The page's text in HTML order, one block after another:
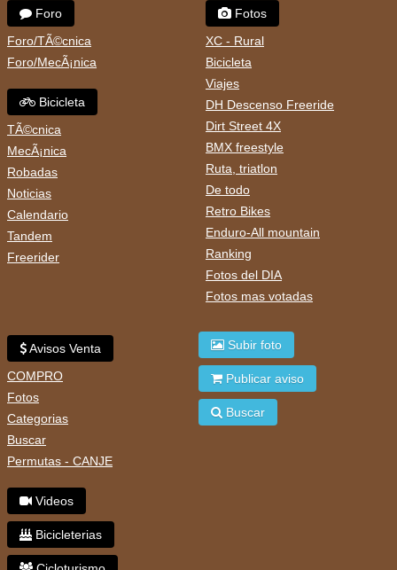
Foro
Foro/TÃ©cnica
Foro/MecÃ¡nica
Bicicleta
TÃ©cnica
MecÃ¡nica
Robadas
Noticias
Calendario
Tandem
Freerider
Fotos
XC - Rural
Bicicleta
Viajes
DH Descenso Freeride
Dirt Street 4X
BMX freestyle
Ruta, triatlon
De todo
Retro Bikes
Enduro-All mountain
Ranking
Fotos del DIA
Fotos mas votadas
Avisos Venta
COMPRO
Fotos
Categorias
Buscar
Permutas - CANJE
Videos
Bicicleterias
Subir foto
Publicar aviso
Buscar